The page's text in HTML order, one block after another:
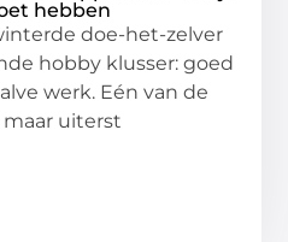
hebben
doe-het-zelver
hobby klusser: goed
werk. Eén van de
uiterst